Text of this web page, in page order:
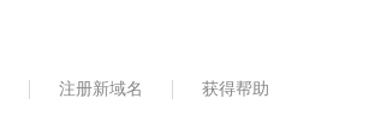
注册新域名 获得帮助